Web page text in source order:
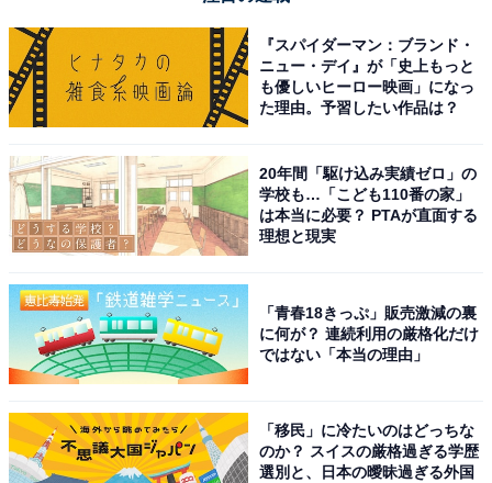
『スパイダーマン：ブランド・
ニュー・デイ』が「史上もっと
も優しいヒーロー映画」になっ
た理由。予習したい作品は？
20年間「駆け込み実績ゼロ」の
学校も…「こども110番の家」
は本当に必要？ PTAが直面する
理想と現実
「青春18きっぷ」販売激減の裏
に何が？ 連続利用の厳格化だけ
ではない「本当の理由」
「移民」に冷たいのはどっちな
のか？ スイスの厳格過ぎる学歴
選別と、日本の曖昧過ぎる外国